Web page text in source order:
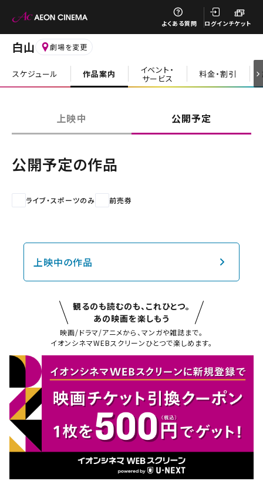
よくある質問 ログインチケット
白山 劇場を変更
スケジュール 作品案内 イベント・
サービス 料金・割引
お近くの劇場から選ぶ
上映中 公開予定
公開予定の作品
ライブ・スポーツのみ 前売券
上映中の作品
観るのも読むのも、これひとつ。
あの映画を楽しもう
映画/ドラマ/アニメから、マンガや雑誌まで。
イオンシネマWEBスクリーンひとつで楽しめます。
閉じる
閉じる